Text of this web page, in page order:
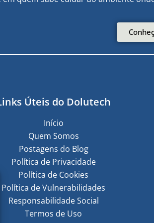
Úteis do Dolutech
Início
Quem Somos
Postagens do Blog
Política de Privacidade
Política de Cookies
Política de Vulnerabilidades
Responsabilidade Social
Termos de Uso